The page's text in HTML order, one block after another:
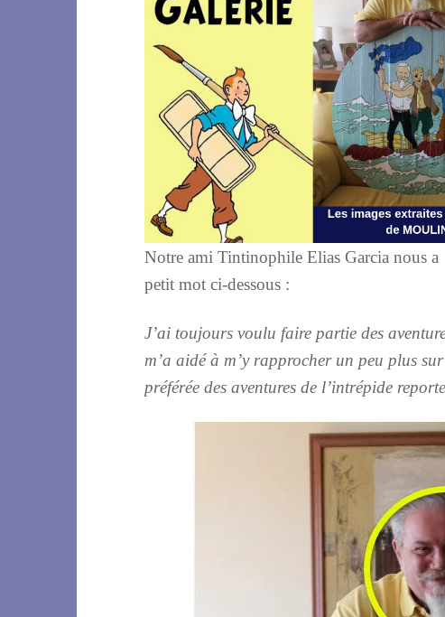
Notre ami Tintinophile Elias Garcia nous
petit mot ci-dessous :
J’ai toujours voulu faire partie des
m’a aidé à m’y rapprocher un peu plus
préférée des aventures de l’intrépide